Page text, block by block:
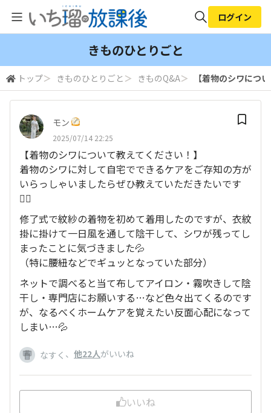
検索
ログイン
きものひとりごと
トップ＞ きものひとりごと ＞ きものQ&A＞ 【着物のシワにつ
モン
2025/07/14 22:25
【着物のシワについて教えてください！】
着物のシワに対して自宅でできるケアをご存知の方が
いらっしゃいましたらぜひ教えていただきたいです
🙇‍♂️
修了式で紋紗の着物を初めて着用したのですが、衣紋
掛に掛けて一日風を通して陰干して、シワが残ってし
まったことに気づきました💦
（特に腰紐などでギュッとなっていた部分）
ネットで調べると当て布してアイロン・霧吹きして陰
干し・専門店にお願いする…など色々出てくるのです
が、なるべくホームケアを覚えたい反面心配になって
しまい…💦
なすく 、 他22人がいいね
いいね